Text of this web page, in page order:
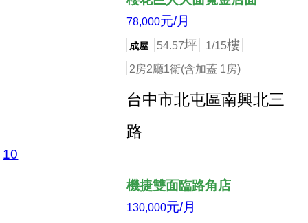
78,000元/月
成屋 54.57坪 1/15樓
2房2廳1衛(含加蓋 1房)
台中市北屯區南興北三
路
店長推薦
10
機捷雙面臨路角店
130,000元/月